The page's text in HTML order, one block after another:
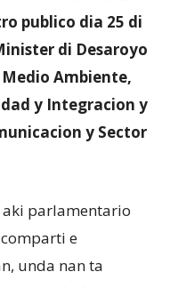
publico dia 25 di
di Desaroyo
Ambiente,
y Integracion y
y Sector
parlamentario
e
unda nan ta